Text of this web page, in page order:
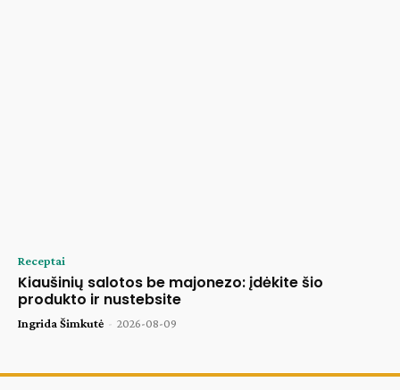
Receptai
Kiaušinių salotos be majonezo: įdėkite šio
produkto ir nustebsite
Ingrida Šimkutė - 2026-08-09